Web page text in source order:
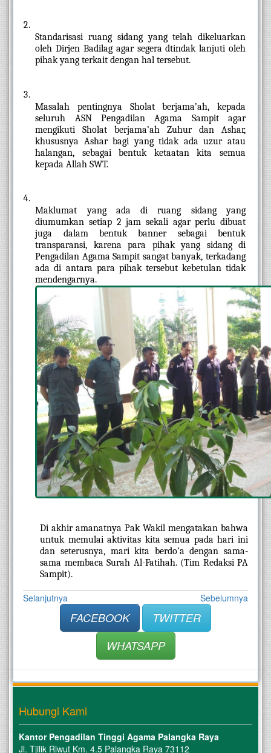
Standarisasi ruang sidang yang telah dikeluarkan
oleh Dirjen Badilag agar segera dtindak lanjuti oleh
pihak yang terkait dengan hal tersebut.
Masalah pentingnya Sholat berjama’ah, kepada
seluruh ASN Pengadilan Agama Sampit agar
mengikuti Sholat berjama’ah Zuhur dan Ashar,
khususnya Ashar bagi yang tidak ada uzur atau
halangan, sebagai bentuk ketaatan kita semua
kepada Allah SWT.
Maklumat yang ada di ruang sidang yang
diumumkan setiap 2 jam sekali agar perlu dibuat
juga dalam bentuk banner sebagai bentuk
transparansi, karena para pihak yang sidang di
Pengadilan Agama Sampit sangat banyak, terkadang
ada di antara para pihak tersebut kebetulan tidak
mendengarnya.
Di akhir amanatnya Pak Wakil mengatakan bahwa
untuk memulai aktivitas kita semua pada hari ini
dan seterusnya, mari kita berdo’a dengan sama-
sama membaca Surah Al-Fatihah. (Tim Redaksi PA
Sampit).
Selanjutnya Sebelumnya
FACEBOOK
TWITTER
WHATSAPP
Hubungi Kami
Kantor Pengadilan Tinggi Agama Palangka Raya
Jl. Tjilik Riwut Km. 4.5 Palangka Raya 73112